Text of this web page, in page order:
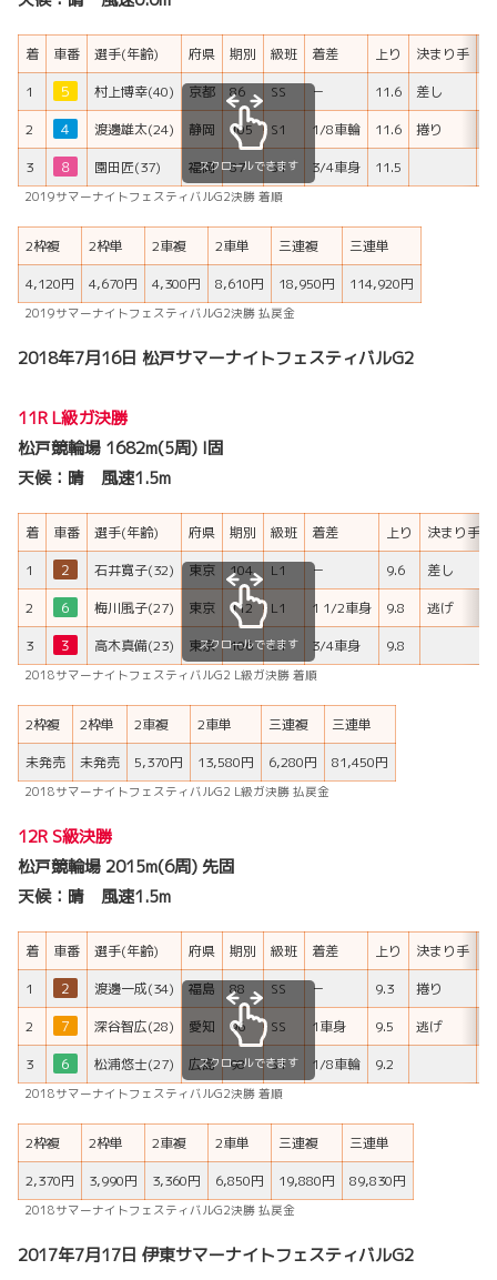
着 車番 選手(年齢) 府県 期別 級班 着差 上り 決まり手
1
５ 村上博幸(40) 京都 86 SS － 11.6
差し
2
４ 渡邊雄太(24) 静岡 105 S1 1/8車輪 11.6
捲り
3
８ 園田匠(37) 福岡 87 S1 3/4車身 11.5
スクロールできます
2019サマーナイトフェスティバルG2決勝 着順
2枠複 2枠単 2車複 2車単 三連複
三連単
4,120円
4,670円 4,300円 8,610円 18,950円 114,920円
2019サマーナイトフェスティバルG2決勝 払戻金
2018年7月16日 松戸サマーナイトフェスティバルG2
11R L級ガ決勝
松戸競輪場 1682m(5周) I固
天候：晴 風速1.5m
着 車番 選手(年齢) 府県 期別 級班 着差 上り 決まり手
1
２ 石井寛子(32) 東京 104 L1 － 9.6
差し
2
６ 梅川風子(27) 東京 112 L1 1 1/2車身 9.8
逃げ
3
３ 高木真備(23) 東京 106 L1 3/4車身 9.8
スクロールできます
2018サマーナイトフェスティバルG2 L級ガ決勝 着順
2枠複 2枠単 2車複 2車単 三連複
三連単
未発売
未発売 5,370円 13,580円 6,280円 81,450円
2018サマーナイトフェスティバルG2 L級ガ決勝 払戻金
12R S級決勝
松戸競輪場 2015m(6周) 先固
天候：晴 風速1.5m
着 車番 選手(年齢) 府県 期別 級班 着差 上り 決まり手
1
２ 渡邊一成(34) 福島 88 SS － 9.3
捲り
2
７ 深谷智広(28) 愛知 96 SS 1車身 9.5 逃げ
3
６ 松浦悠士(27) 広島 98 S1 1/8車輪 9.2
スクロールできます
2018サマーナイトフェスティバルG2決勝 着順
2枠複 2枠単 2車複 2車単 三連複
三連単
2,370円
3,990円 3,360円 6,850円 19,880円 89,830円
2018サマーナイトフェスティバルG2決勝 払戻金
2017年7月17日 伊東サマーナイトフェスティバルG2